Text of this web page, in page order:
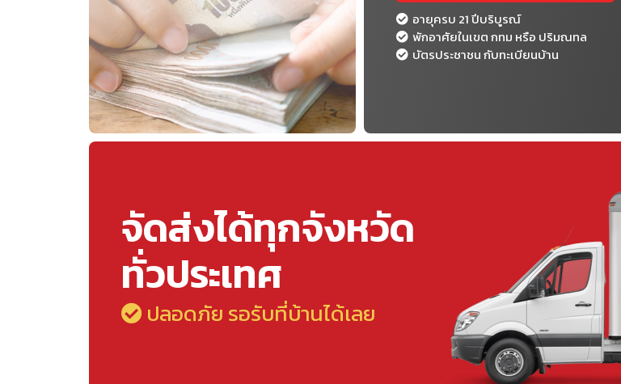
อายุครบ 21 ปีบริบูรณ์
พักอาศัยในเขต กทม หรือ ปริมณทล
บัตรประชาชน กับทะเบียนบ้าน
จัดส่งได้ทุกจังหวัด
ทั่วประเทศ
ปลอดภัย รอรับที่บ้านได้เลย